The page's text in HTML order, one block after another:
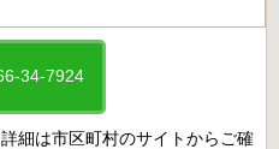
34-7924
細は市区町村のサイトからご確